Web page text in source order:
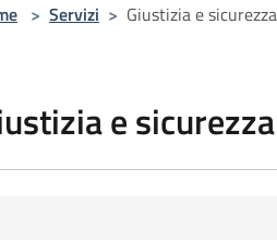
> Servizi > Giustizia e
e